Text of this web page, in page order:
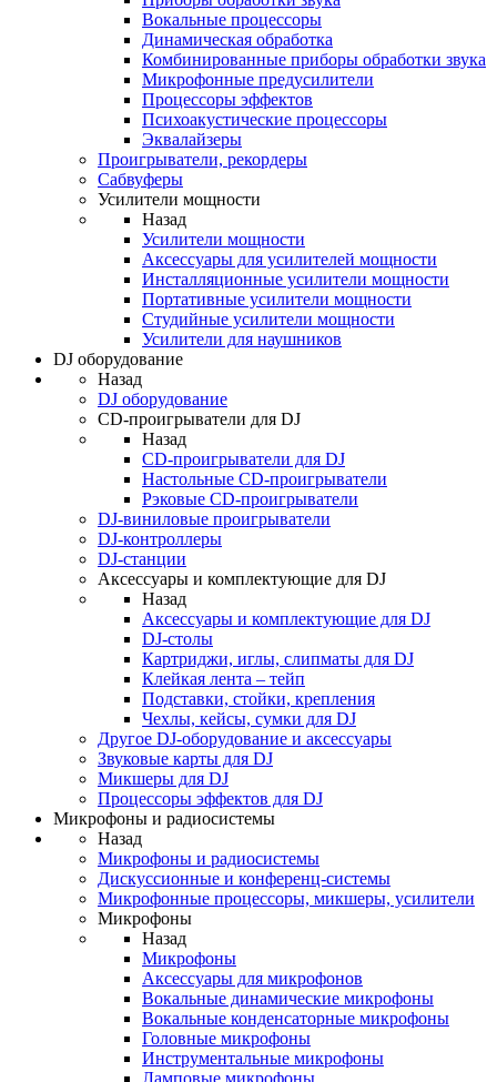
Вокальные процессоры
Динамическая обработка
Комбинированные приборы обработки звука
Микрофонные предусилители
Процессоры эффектов
Психоакустические процессоры
Эквалайзеры
Проигрыватели, рекордеры
Сабвуферы
Усилители мощности
Назад
Усилители мощности
Аксессуары для усилителей мощности
Инсталляционные усилители мощности
Портативные усилители мощности
Студийные усилители мощности
Усилители для наушников
DJ оборудование
Назад
DJ оборудование
CD-проигрыватели для DJ
Назад
CD-проигрыватели для DJ
Настольные CD-проигрыватели
Рэковые CD-проигрыватели
DJ-виниловые проигрыватели
DJ-контроллеры
DJ-станции
Аксессуары и комплектующие для DJ
Назад
Аксессуары и комплектующие для DJ
DJ-столы
Картриджи, иглы, слипматы для DJ
Клейкая лента – тейп
Подставки, стойки, крепления
Чехлы, кейсы, сумки для DJ
Другое DJ-оборудование и аксессуары
Звуковые карты для DJ
Микшеры для DJ
Процессоры эффектов для DJ
Микрофоны и радиосистемы
Назад
Микрофоны и радиосистемы
Дискуссионные и конференц-системы
Микрофонные процессоры, микшеры, усилители
Микрофоны
Назад
Микрофоны
Аксессуары для микрофонов
Вокальные динамические микрофоны
Вокальные конденсаторные микрофоны
Головные микрофоны
Инструментальные микрофоны
Ламповые микрофоны